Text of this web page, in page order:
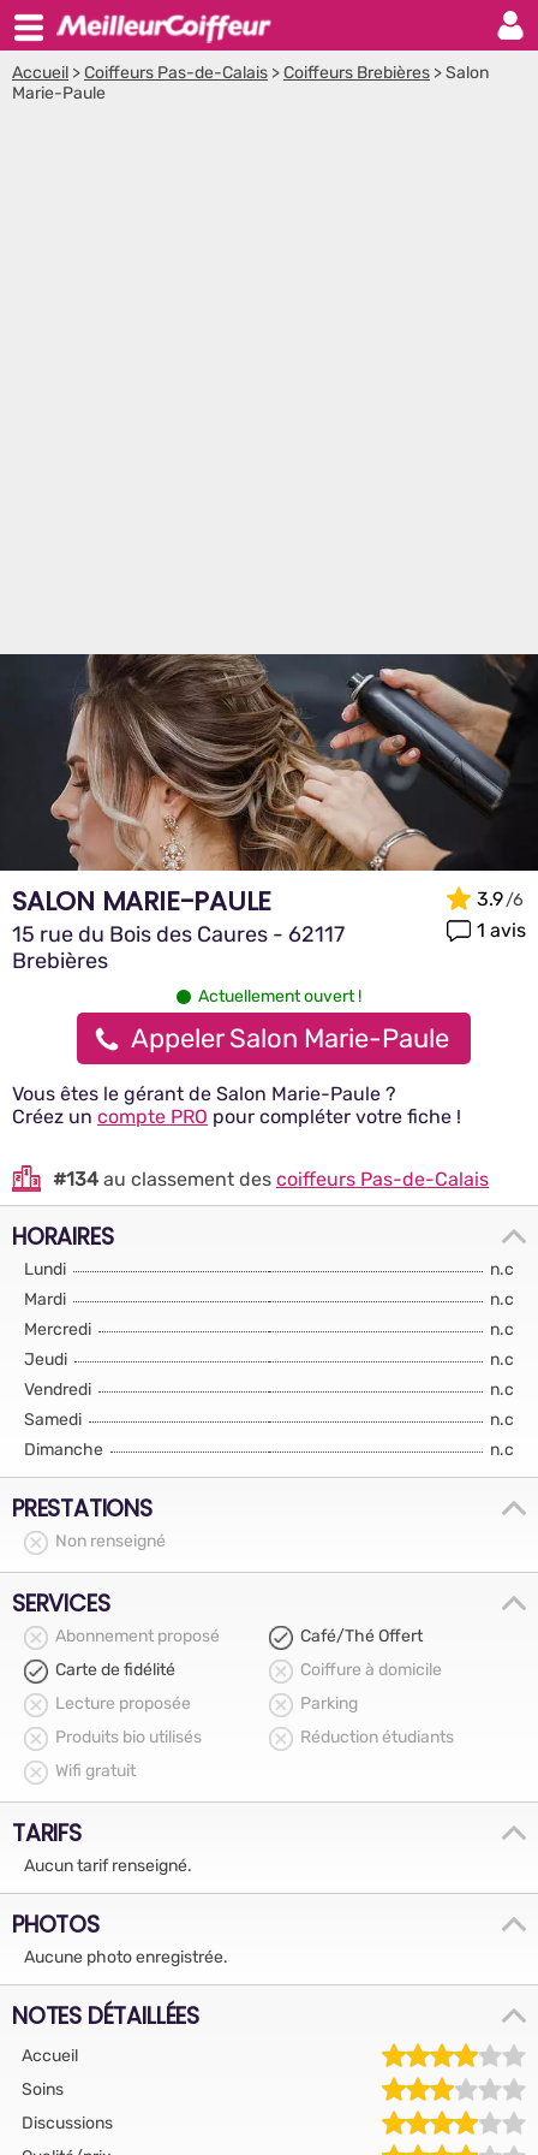
Accueil >Coiffeurs Pas-de-Calais >Coiffeurs Brebières >Salon
Marie-Paule
SALON MARIE-PAULE
15 rue du Bois des Caures - 62117
Brebières
3.9
1 avis
Actuellement ouvert !
Appeler Salon Marie-Paule
Vous êtes le gérant de Salon Marie-Paule ?
Créez un compte PRO pour compléter votre fiche !
#134 au classement des coiffeurs Pas-de-Calais
HORAIRES
Lundi
n.c
Mardi
n.c
Mercredi
n.c
Jeudi
n.c
Vendredi
n.c
Samedi
n.c
Dimanche
n.c
PRESTATIONS
Non renseigné
SERVICES
Abonnement proposé
Café/Thé Offert
Carte de fidélité
Coiffure à domicile
Lecture proposée
Parking
Produits bio utilisés
Réduction étudiants
Wifi gratuit
TARIFS
Aucun tarif renseigné.
PHOTOS
Aucune photo enregistrée.
NOTES DÉTAILLÉES
Accueil
Soins
Discussions